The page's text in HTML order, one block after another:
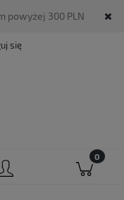
powyżej 300 PLN
się